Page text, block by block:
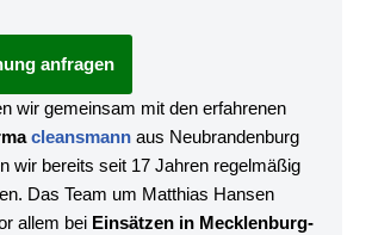
anfragen
wir gemeinsam mit den erfahrenen
cleansmann aus Neubrandenburg
wir bereits seit 17 Jahren regelmäßig
Das Team um Matthias Hansen
allem bei Einsätzen in Mecklenburg-